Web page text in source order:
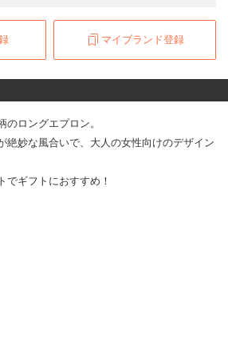
マイブランド登録
ロングエプロン。
絶妙な風合いで、大人の女性向けのデザイン
でギフトにおすすめ！